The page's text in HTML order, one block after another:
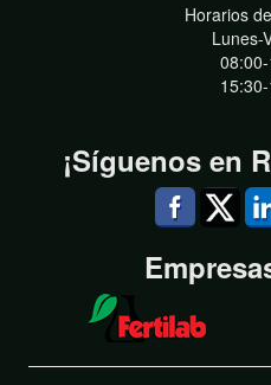
Horarios
Lunes-
¡Síguenos en